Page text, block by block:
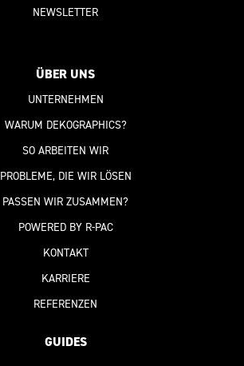
NEWSLETTER
ÜBER UNS
UNTERNEHMEN
WARUM DEKOGRAPHICS?
SO ARBEITEN WIR
PROBLEME, DIE WIR LÖSEN
PASSEN WIR ZUSAMMEN?
POWERED BY R-PAC
KONTAKT
KARRIERE
REFERENZEN
GUIDES